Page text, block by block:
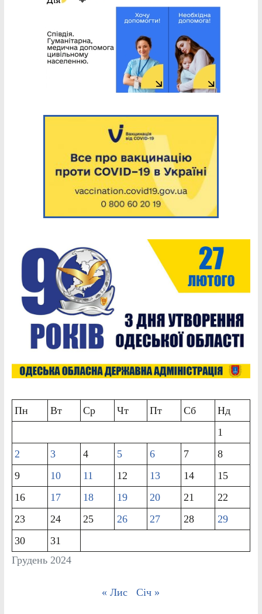
Грудень 2024
Пн Вт Ср Чт Пт Сб
Нд
1
2
3 4 5 6 7
8
9
10 11 12 13 14
15
16
17 18 19 20 21
22
23
24 25 26 27 28
29
30
31
« Лис Січ »